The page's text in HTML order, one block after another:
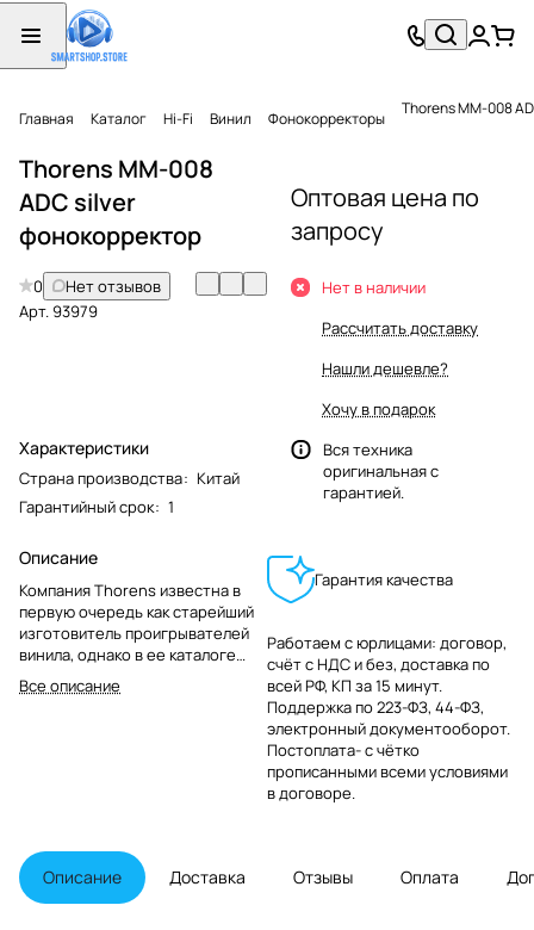
Главная Каталог Hi-Fi Винил Фонокорректоры Thorens MM-008
Thorens MM-008
ADC silver
фонокорректор
0
Нет отзывов
Арт.93979
Характеристики
Страна производства: Китай
Гарантийный срок: 1
Описание
Компания Thorens известна в
первую очередь как старейший
изготовитель проигрывателей
винила, однако в ее каталоге
имеется и несколько
высококлассных электронных
Все описание
Оптовая цена по
запросу
Нет в наличии
Рассчитать доставку
Нашли дешевле?
Хочу в подарок
Вся техника
оригинальная с
гарантией.
Гарантия качества
Работаем с юрлицами: договор,
счёт с НДС и без, доставка по
всей РФ, КП за 15 минут.
Поддержка по 223-ФЗ, 44-ФЗ,
электронный документооборот.
Постоплата- с чётко
прописанными всеми условиями
в договоре.
Описание Доставка Отзывы Оплата